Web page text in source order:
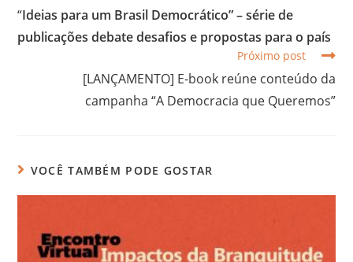
“Ideias para um Brasil Democrático” – série de
publicações debate desafios e propostas para o país
Próximo post
[LANÇAMENTO] E-book reúne conteúdo da
campanha “A Democracia que Queremos”
VOCÊ TAMBÉM PODE GOSTAR